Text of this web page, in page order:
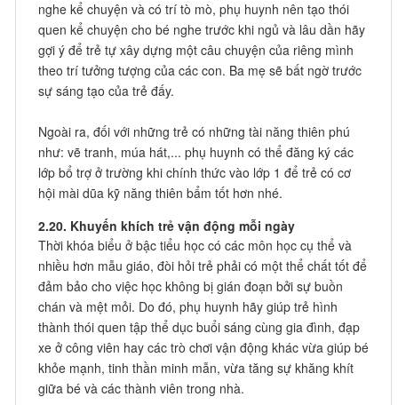
nghe kể chuyện và có trí tò mò, phụ huynh nên tạo thói
quen kể chuyện cho bé nghe trước khi ngủ và lâu dần hãy
gợi ý để trẻ tự xây dựng một câu chuyện của riêng mình
theo trí tưởng tượng của các con. Ba mẹ sẽ bất ngờ trước
sự sáng tạo của trẻ đấy.
Ngoài ra, đối với những trẻ có những tài năng thiên phú
như: vẽ tranh, múa hát,... phụ huynh có thể đăng ký các
lớp bổ trợ ở trường khi chính thức vào lớp 1 để trẻ có cơ
hội mài dũa kỹ năng thiên bẩm tốt hơn nhé.
2.20. Khuyến khích trẻ vận động mỗi ngày
Thời khóa biểu ở bậc tiểu học có các môn học cụ thể và
nhiều hơn mẫu giáo, đòi hỏi trẻ phải có một thể chất tốt để
đảm bảo cho việc học không bị gián đoạn bởi sự buồn
chán và mệt mỏi. Do đó, phụ huynh hãy giúp trẻ hình
thành thói quen tập thể dục buổi sáng cùng gia đình, đạp
xe ở công viên hay các trò chơi vận động khác vừa giúp bé
khỏe mạnh, tinh thần minh mẫn, vừa tăng sự khăng khít
giữa bé và các thành viên trong nhà.